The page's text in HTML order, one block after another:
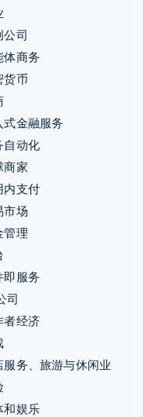
公司
体商务
货币
式金融服务
自动化
商家
内支付
市场
管理
即服务
司
者经济
服务、旅游与休闲业
和娱乐